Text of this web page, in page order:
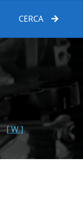
CERCA
[ W ]